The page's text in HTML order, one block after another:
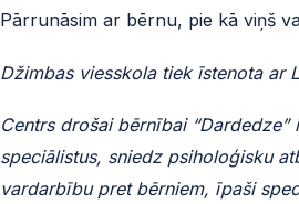
Pārrunāsim ar bērnu, pie kā viņš
Džimbas viesskola tiek īstenota ar
Centrs drošai bērnībai
speciālistus, sniedz psiholoģisku
vardarbību pret bērniem, īpaši